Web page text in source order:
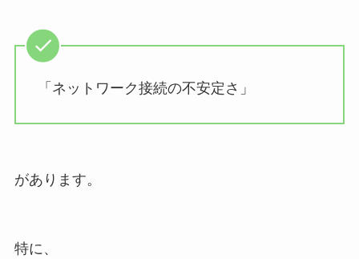
「ネットワーク接続の不安定さ」
があります。
特に、